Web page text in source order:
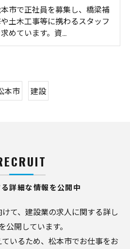
市で正社員を募集し、橋梁補
土木工事等に携わるスタッフ
めています。資…
本市 建設
詳細な情報を公開中
て、建設業の求人に関する詳し
公開しています。
いるため、松本市でお仕事をお